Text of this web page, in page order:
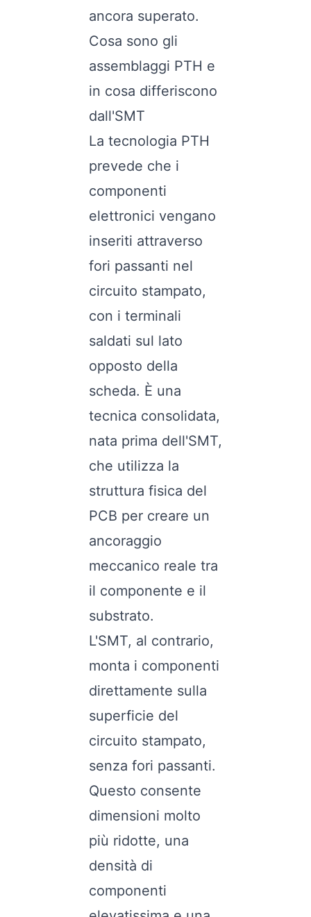
ancora superato.
Cosa sono gli
assemblaggi PTH e
in cosa differiscono
dall'SMT
La tecnologia PTH
prevede che i
componenti
elettronici vengano
inseriti attraverso
fori passanti nel
circuito stampato,
con i terminali
saldati sul lato
opposto della
scheda. È una
tecnica consolidata,
nata prima dell'SMT,
che utilizza la
struttura fisica del
PCB per creare un
ancoraggio
meccanico reale tra
il componente e il
substrato.
L'SMT, al contrario,
monta i componenti
direttamente sulla
superficie del
circuito stampato,
senza fori passanti.
Questo consente
dimensioni molto
più ridotte, una
densità di
componenti